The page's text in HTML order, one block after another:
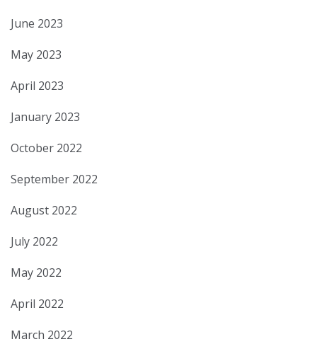
June 2023
May 2023
April 2023
January 2023
October 2022
September 2022
August 2022
July 2022
May 2022
April 2022
March 2022